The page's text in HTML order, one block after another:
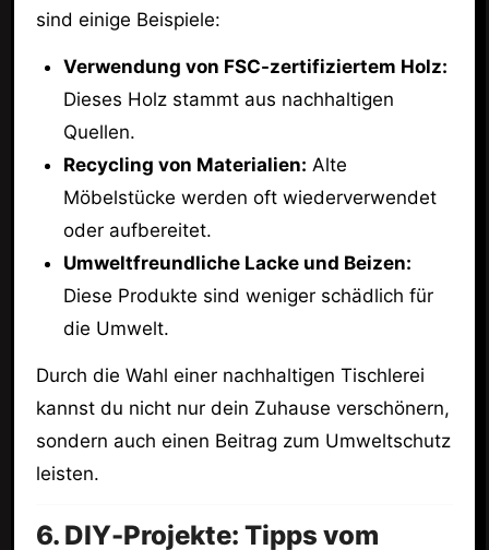
sind einige Beispiele:
Verwendung von FSC-zertifiziertem Holz:
Dieses Holz stammt aus nachhaltigen
Quellen.
Recycling von Materialien: Alte
Möbelstücke werden oft wiederverwendet
oder aufbereitet.
Umweltfreundliche Lacke und Beizen:
Diese Produkte sind weniger schädlich für
die Umwelt.
Durch die Wahl einer nachhaltigen Tischlerei
kannst du nicht nur dein Zuhause verschönern,
sondern auch einen Beitrag zum Umweltschutz
leisten.
6. DIY-Projekte: Tipps vom